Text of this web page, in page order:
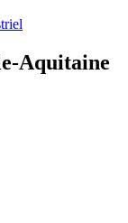
Aquitaine